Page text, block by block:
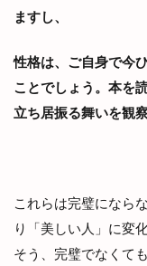
ますし、
性格は、ご自身で今
ことでしょう。本を
立ち居振る舞いを観
これらは完璧になら
り「美しい人」に変
そう、完璧でなくて